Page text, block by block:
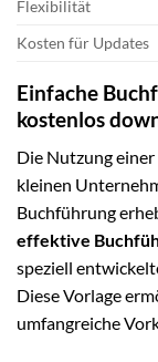
Flexibilität
Kosten für Updates
Einfache
kostenlos
Die Nutzung einer
kleinen
Buchführung
effektive
speziell
Diese Vorlage
umfangreiche